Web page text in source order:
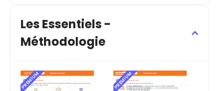
Les Essentiels -
Méthodologie
PREMIUM PREMIUM